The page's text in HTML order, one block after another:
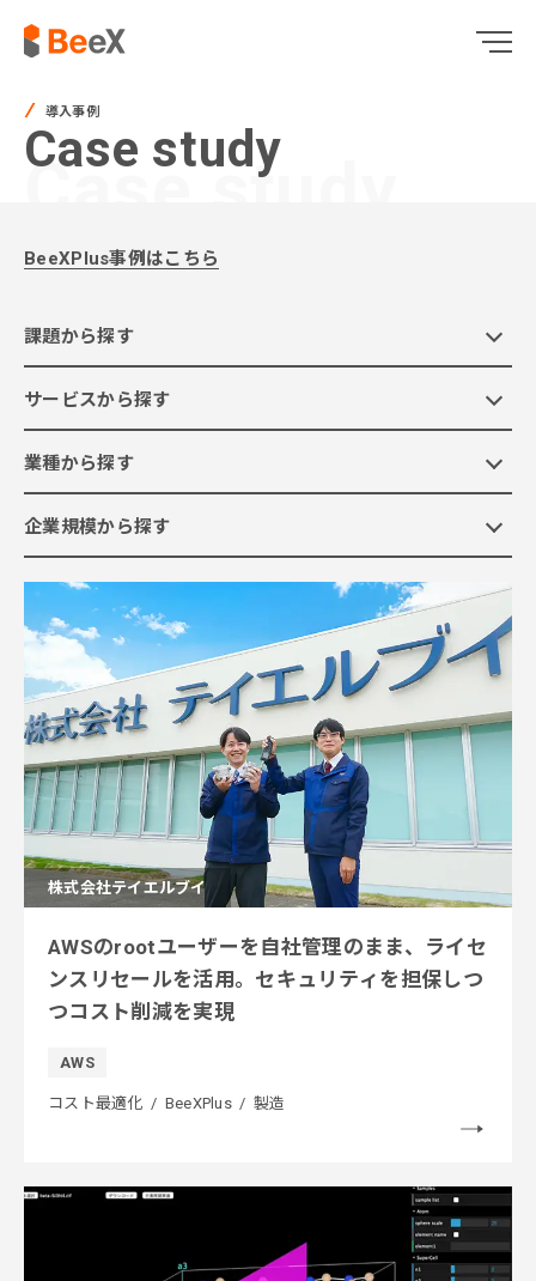
導入事例
Case study
Case study
BeeXPlus事例はこちら
課題から探す
サービスから探す
業種から探す
企業規模から探す
株式会社テイエルブイ
AWSのrootユーザーを自社管理のまま、ライセ
ンスリセールを活用。セキュリティを担保しつ
つコスト削減を実現
AWS
コスト最適化 BeeXPlus 製造